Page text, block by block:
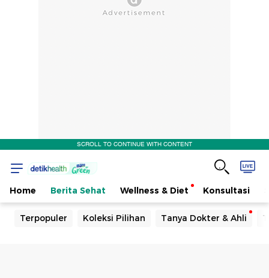
SCROLL TO CONTINUE WITH CONTENT
Home Berita Sehat Wellness & Diet Konsultasi
Terpopuler Koleksi Pilihan Tanya Dokter & Ahli